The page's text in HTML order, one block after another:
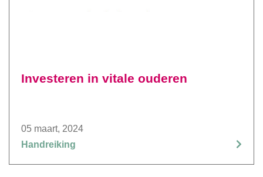
Investeren in vitale ouderen
05 maart, 2024
Handreiking